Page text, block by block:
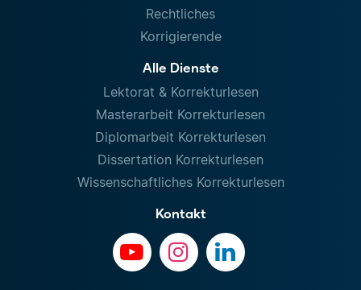
Rechtliches
Korrigierende
Alle Dienste
Lektorat & Korrekturlesen
Masterarbeit Korrekturlesen
Diplomarbeit Korrekturlesen
Dissertation Korrekturlesen
Wissenschaftliches Korrekturlesen
Kontakt